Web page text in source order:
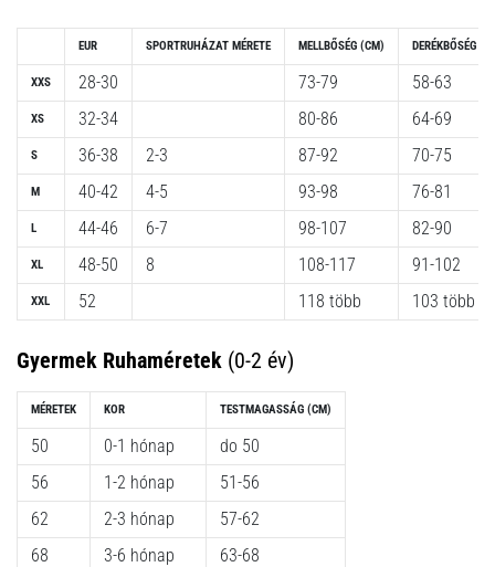
változatos
edzés,
ami
egy
kicsit
mindig
más?
Csatlakozz
Cross
Training…
Minden cikk
XXS
XS
S
M
L
XL
XXL
EUR
28-30
32-34
36-38
40-42
44-46
48-50
52
SPORTRUHÁZAT MÉRETE
2-3
4-5
6-7
8
MELLBŐSÉG (CM)
73-79
80-86
87-92
93-98
98-107
108-117
118 több
DERÉKBŐSÉG
58-63
64-69
70-75
76-81
82-90
91-102
103 több
Gyermek Ruhaméretek (0-2 év)
MÉRETEK
50
56
62
68
KOR
0-1 hónap
1-2 hónap
2-3 hónap
3-6 hónap
TESTMAGASSÁG (CM)
do 50
51-56
57-62
63-68